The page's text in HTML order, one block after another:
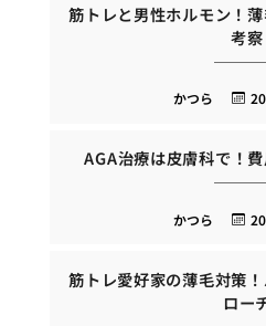
筋トレと男性ホルモン！
考察
かつら
AGA治療は皮膚科で！
かつら
筋トレ愛好家の薄毛対策
ロー